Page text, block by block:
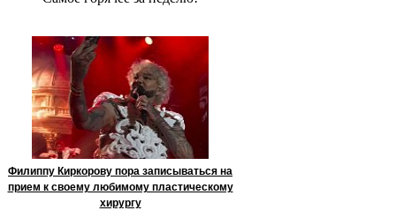
Филиппу Киркорову пора записываться на
прием к своему любимому пластическому
хирургу